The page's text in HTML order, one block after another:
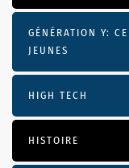
GÉNÉRATION Y:
JEUNES
HIGH TECH
HISTOIRE